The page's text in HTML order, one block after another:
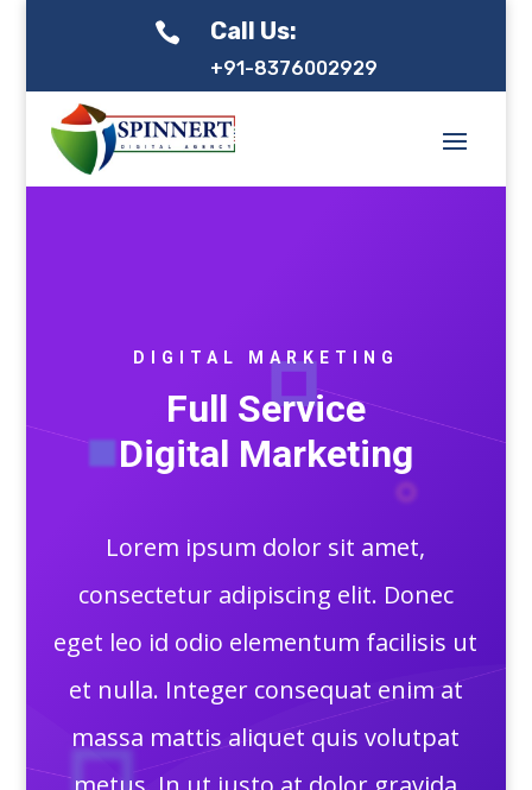
 Call Us:
+91-8376002929
DIGITAL MARKETING
Full Service
Digital Marketing
Lorem ipsum dolor sit amet,
consectetur adipiscing elit. Donec
eget leo id odio elementum facilisis ut
et nulla. Integer consequat enim at
massa mattis aliquet quis volutpat